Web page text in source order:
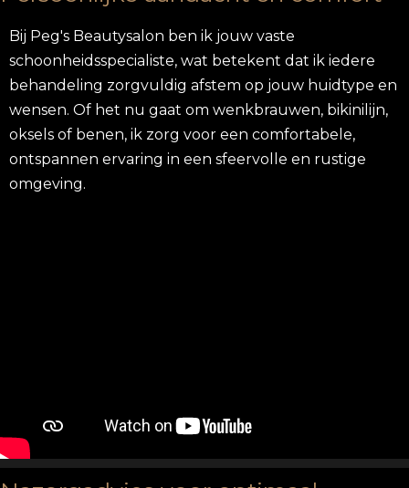
Bij Peg's Beautysalon ben ik jouw vaste
schoonheidsspecialiste, wat betekent dat ik iedere
behandeling zorgvuldig afstem op jouw huidtype en
wensen. Of het nu gaat om wenkbrauwen, bikinilijn,
oksels of benen, ik zorg voor een comfortabele,
ontspannen ervaring in een sfeervolle en rustige
omgeving.